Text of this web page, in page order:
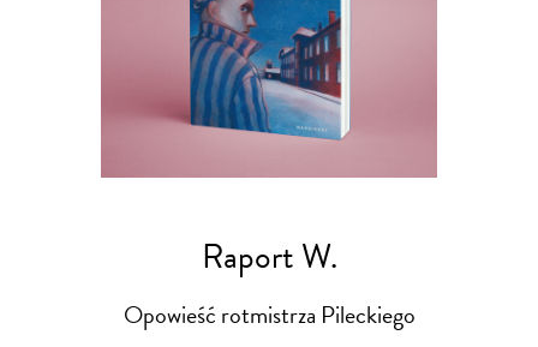
Raport W.
Opowieść rotmistrza Pileckiego